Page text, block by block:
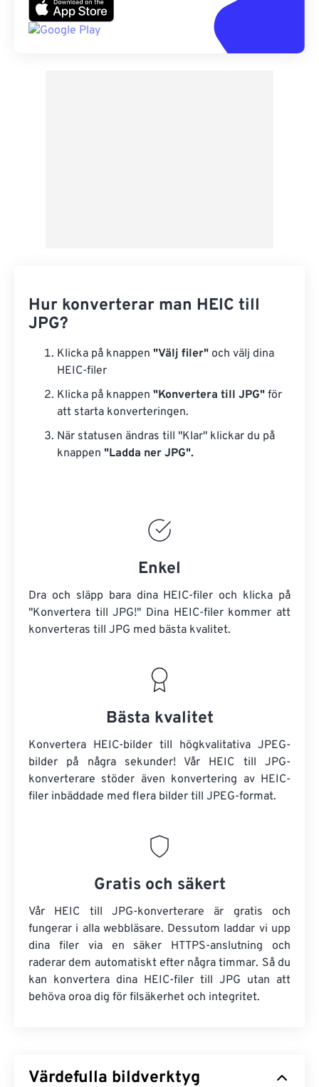
Hur konverterar man HEIC till
JPG?
Klicka på knappen "Välj filer" och välj dina
HEIC-filer
Klicka på knappen "Konvertera till JPG" för
att starta konverteringen.
När statusen ändras till "Klar" klickar du på
knappen "Ladda ner JPG".
Enkel
Dra och släpp bara dina HEIC-filer och klicka på
"Konvertera till JPG!" Dina HEIC-filer kommer att
konverteras till JPG med bästa kvalitet.
Bästa kvalitet
Konvertera HEIC-bilder till högkvalitativa JPEG-
bilder på några sekunder! Vår HEIC till JPG-
konverterare stöder även konvertering av HEIC-
filer inbäddade med flera bilder till JPEG-format.
Gratis och säkert
Vår HEIC till JPG-konverterare är gratis och
fungerar i alla webbläsare. Dessutom laddar vi upp
dina filer via en säker HTTPS-anslutning och
raderar dem automatiskt efter några timmar. Så du
kan konvertera dina HEIC-filer till JPG utan att
behöva oroa dig för filsäkerhet och integritet.
Värdefulla bildverktyg